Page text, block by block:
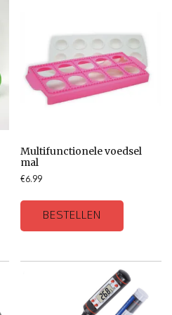
Multifunctionele voedsel
mal
€6.99
BESTELLEN